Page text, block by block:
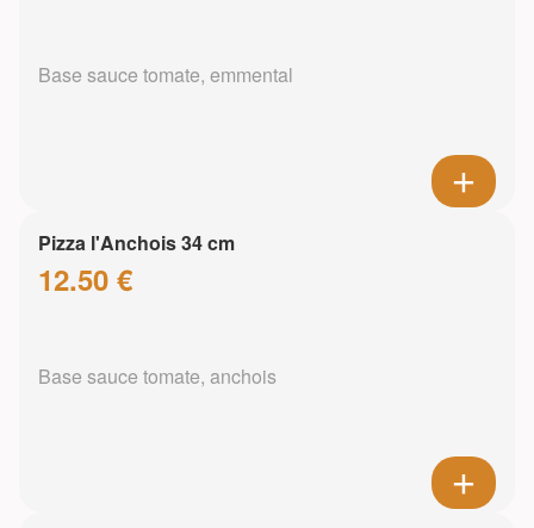
Base sauce tomate, emmental
Pizza l'Anchois 34 cm
12.50 €
Base sauce tomate, anchois